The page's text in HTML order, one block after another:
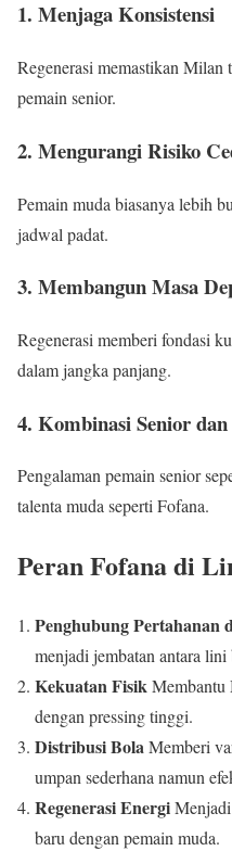
1. Menjaga Konsistensi
Regenerasi memastikan Milan
pemain senior.
2. Mengurangi Risiko
Pemain muda biasanya lebih
jadwal padat.
3. Membangun Masa
Regenerasi memberi fondasi
dalam jangka panjang.
4. Kombinasi Senior
Pengalaman pemain senior
talenta muda seperti Fofana.
Peran Fofana di
Penghubung Pertahanan
menjadi jembatan antara
Kekuatan FisikMembantu
dengan pressing tinggi.
Distribusi BolaMemberi
umpan sederhana namun
Regenerasi Energi
baru dengan pemain muda.